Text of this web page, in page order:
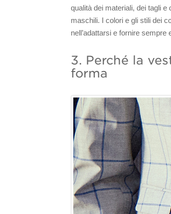
qualità dei materiali, dei tagli
maschili. I colori e gli stili dei
nell’adattarsi e fornire
3. Perché la
forma